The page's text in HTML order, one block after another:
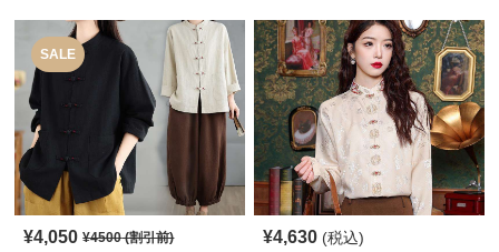
SALE
¥4,050 ¥4500(割引前) ¥4,630 (税込)